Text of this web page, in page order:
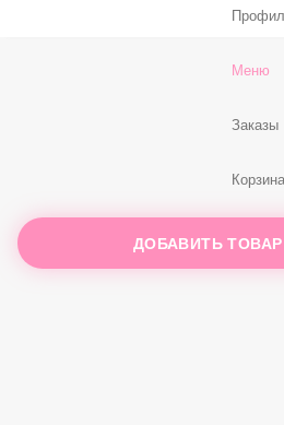
ДОБАВИТЬ
Меню
Заказы